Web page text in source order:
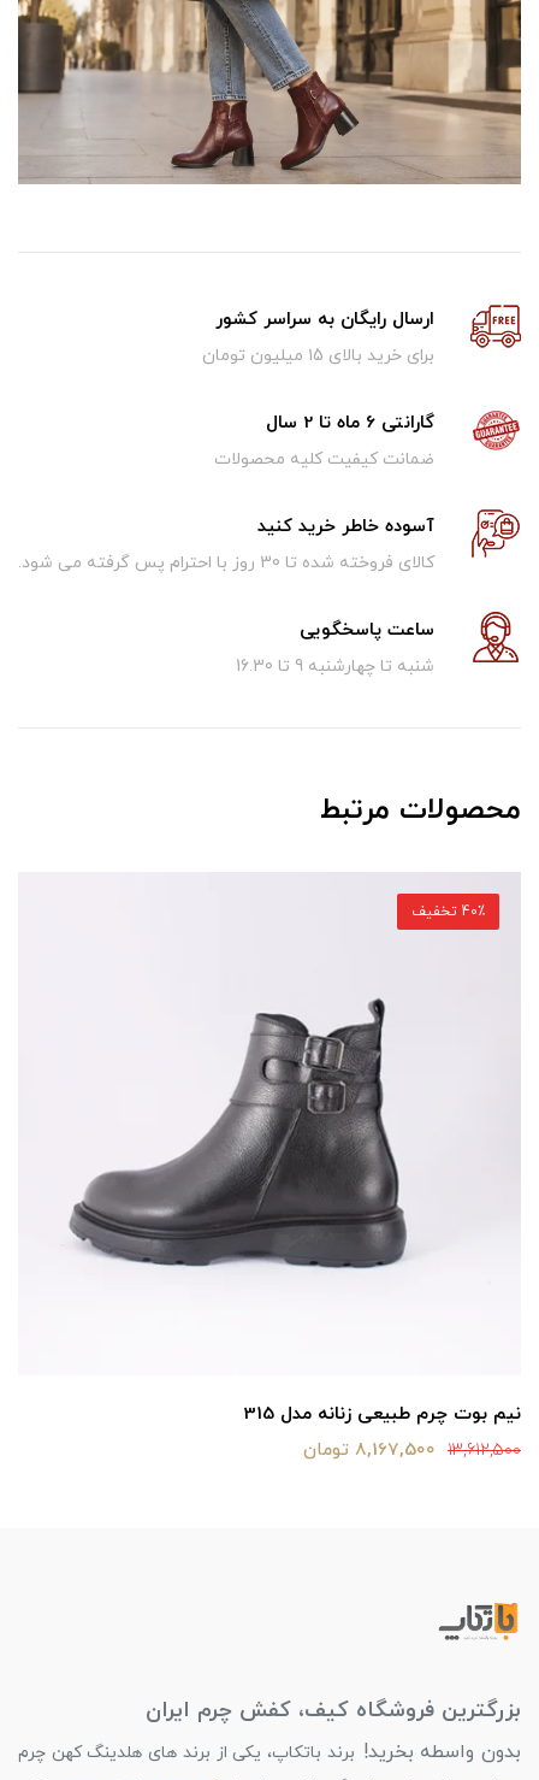
ارسال رایگان به سراسر کشور
برای خرید بالای ۱5 میلیون تومان
گارانتی 6 ماه تا 2 سال
ضمانت کیفیت کلیه محصولات
آسوده خاطر خرید کنید
کالای فروخته شده تا 30 روز با احترام پس گرفته می شود.
ساعت پاسخگویی
شنبه تا چهارشنبه 9 تا 16.30
محصولات مرتبط
نیم بوت چرم طبیعی زنانه مدل 315
13,612,500 8,167,500 تومان
40٪ تخفیف
بزرگترین فروشگاه کیف، کفش چرم ایران
بدون واسطه بخرید! برند باتکاپ، یکی از برند های هلدینگ کهن چرم